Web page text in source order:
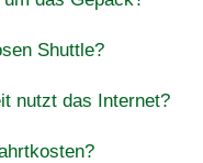
Shuttle?
nutzt das Internet?